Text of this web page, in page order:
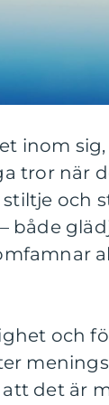
inom
tror när
och
och
det är